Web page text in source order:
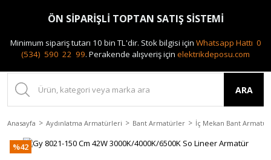
0(212) 240 87 88
ARA
Anasayfa Aydınlatma Armatürleri Bant Armatürler İç Mekan Bant
%42
ÖN SİPARİŞLİ TOPTAN SATIŞ SİSTEMİ
Minimum sipariş tutarı 10 bin TL'dir. Stok bilgisi için Whatsapp Hattı 0
(534) 590 22 99. Perakende alışveriş için elektrikdeposu.com